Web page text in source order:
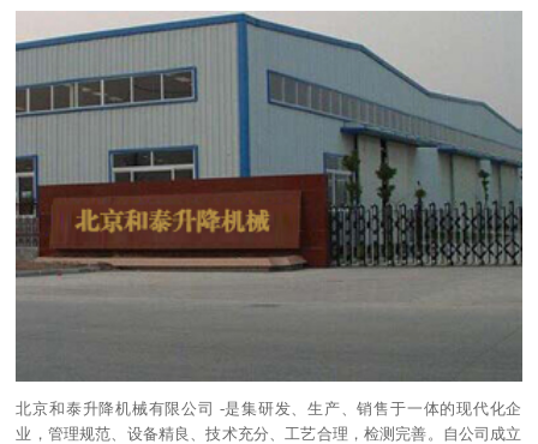
北京和泰升降机械有限公司 -是集研发、生产、销售于一体的现代化企
业，管理规范、设备精良、技术充分、工艺合理，检测完善。自公司成立